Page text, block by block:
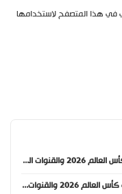
في هذا المتصفح لاستخدامها
موعد مباراة إنجلترا وكرواتيا في كأس العالم 2026 والقنوات الناقلة
موعد مباراة البرتغال والكونغو في كأس العالم 2026 والقنوات الناقلة